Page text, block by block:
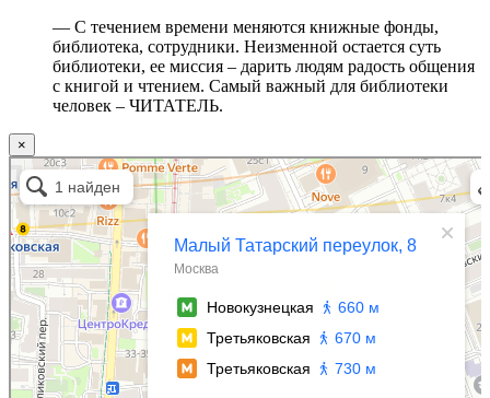
— С течением времени меняются книжные фонды,
библиотека, сотрудники. Неизменной остается суть
библиотеки, ее миссия – дарить людям радость общения
с книгой и чтением. Самый важный для библиотеки
человек – ЧИТАТЕЛЬ.
×
Москва
Малый Татарский переулок, 8 на карте Москвы, ближайшее метро Новокузнецкая —
Яндекс.Карты